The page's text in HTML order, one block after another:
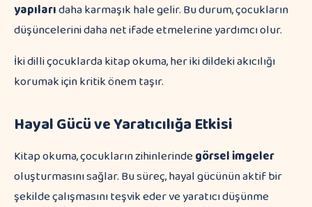
yapılarıdaha karmaşık hale gelir. Bu durum, çocukların
düşüncelerini daha net ifade etmelerine yardımcı olur.
İki dilli çocuklarda kitap okuma, her iki dildeki akıcılığı
korumak için kritik önem taşır.
Hayal Gücü ve Yaratıcılığa Etkisi
Kitap okuma, çocukların zihinlerindegörsel imgeler
oluşturmasını sağlar. Bu süreç, hayal gücünün aktif bir
şekilde çalışmasını teşvik eder ve yaratıcı düşünme